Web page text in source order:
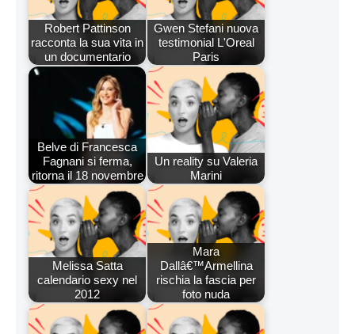
Robert Pattinson
racconta la sua vita in
un documentario
Gwen Stefani nuova
testimonial L'Oreal
Paris
Belve di Francesca
Fagnani si ferma,
ritorna il 18 novembre
Un reality su Valeria
Marini
Melissa Satta
calendario sexy nel
2012
Mara
Dallâ€™Armellina
rischia la fascia per
foto nuda